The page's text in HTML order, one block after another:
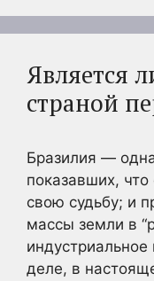
Является
страной
Бразилия —
показавших,
свою судьбу; и
массы земли в
индустриальное
деле, в